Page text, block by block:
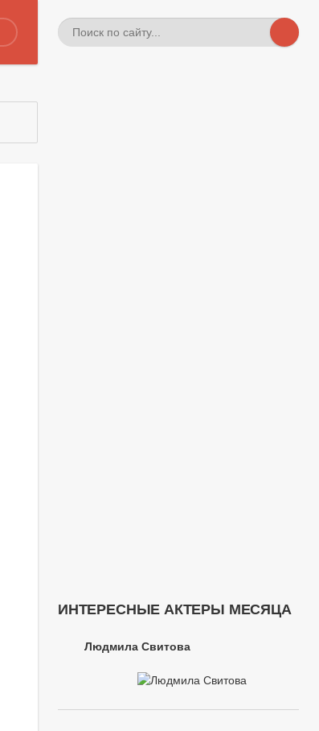
ИНТЕРЕСНЫЕ АКТЕРЫ МЕСЯЦА
Людмила Свитова